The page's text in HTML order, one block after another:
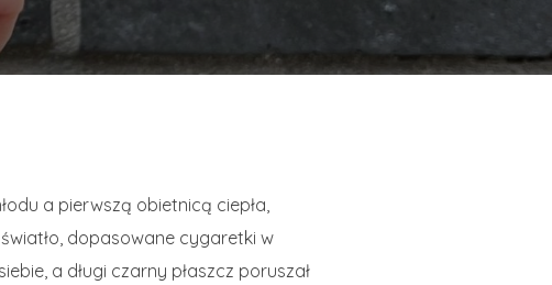
a pierwszą obietnicą ciepła,
dopasowane cygaretki w
a długi czarny płaszcz poruszał